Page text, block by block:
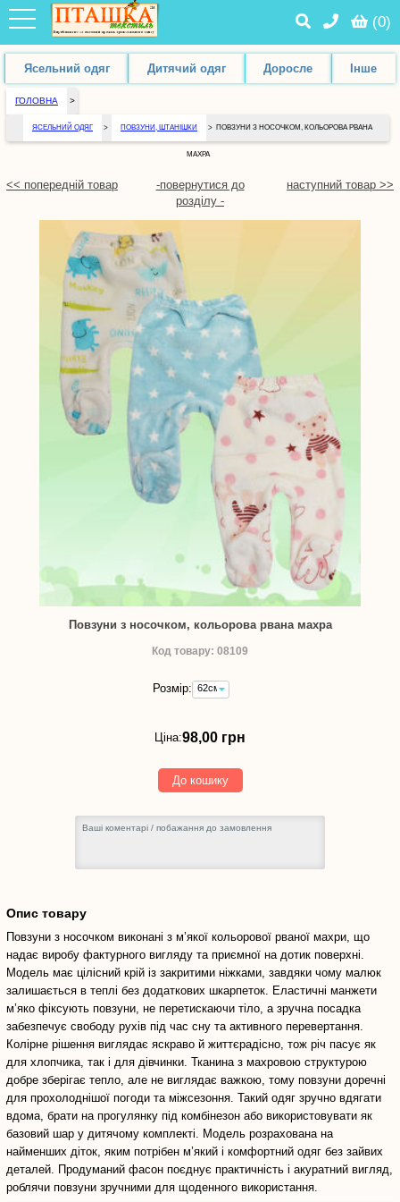
(0)
Ясельний одяг Дитячий одяг Доросле Інше
ГОЛОВНА >
ЯСЕЛЬНИЙ ОДЯГ > ПОВЗУНИ, ШТАНІШКИ > ПОВЗУНИ З НОСОЧКОМ, КОЛЬОРОВА РВАНА
МАХРА
<< попередній товар
-повернутися до
розділу -
наступний товар >>
Повзуни з носочком, кольорова рвана махра
Код товару: 08109
Розмір: 62см
-
Ціна:98,00 грн
До кошику
Опис товару
Повзуни з носочком виконані з м’якої кольорової рваної махри, що
надає виробу фактурного вигляду та приємної на дотик поверхні.
Модель має цілісний крій із закритими ніжками, завдяки чому малюк
залишається в теплі без додаткових шкарпеток. Еластичні манжети
м’яко фіксують повзуни, не перетискаючи тіло, а зручна посадка
забезпечує свободу рухів під час сну та активного перевертання.
Колірне рішення виглядає яскраво й життєрадісно, тож річ пасує як
для хлопчика, так і для дівчинки. Тканина з махровою структурою
добре зберігає тепло, але не виглядає важкою, тому повзуни доречні
для прохолоднішої погоди та міжсезоння. Такий одяг зручно вдягати
вдома, брати на прогулянку під комбінезон або використовувати як
базовий шар у дитячому комплекті. Модель розрахована на
найменших діток, яким потрібен м’який і комфортний одяг без зайвих
деталей. Продуманий фасон поєднує практичність і акуратний вигляд,
роблячи повзуни зручними для щоденного використання.